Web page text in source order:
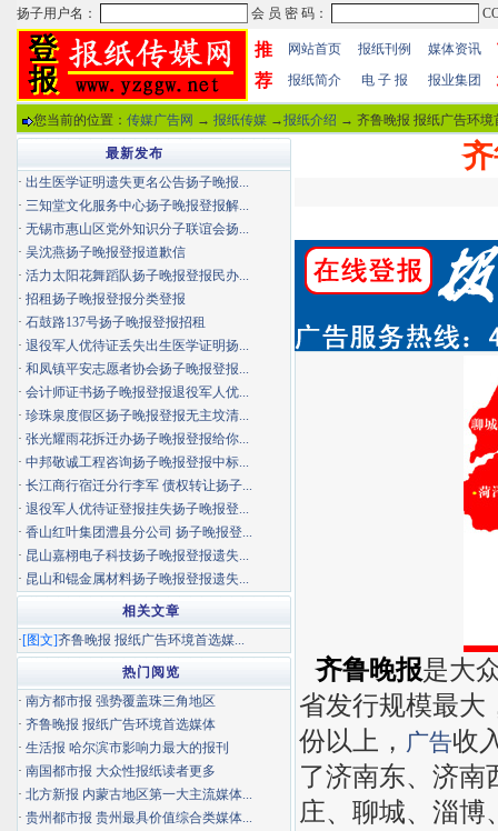
推
荐
网站首页 报纸刊例 媒体资讯
报纸简介 电 子 报 报业集团
您当前的位置： 传媒广告网 → 报纸传媒 →报纸介绍 → 齐鲁晚报 报纸广告环境
齐鲁晚报是大
省发行规模最大
份以上， 广告收
了济南东、济南
庄、聊城、淄博
最新发布
· 出生医学证明遗失更名公告扬子晚报...
· 三知堂文化服务中心扬子晚报登报解...
· 无锡市惠山区党外知识分子联谊会扬...
· 吴沈燕扬子晚报登报道歉信
· 活力太阳花舞蹈队扬子晚报登报民办...
· 招租扬子晚报登报分类登报
· 石鼓路137号扬子晚报登报招租
· 退役军人优待证丢失出生医学证明扬...
· 和凤镇平安志愿者协会扬子晚报登报...
· 会计师证书扬子晚报登报退役军人优...
· 珍珠泉度假区扬子晚报登报无主坟清...
· 张光耀雨花拆迁办扬子晚报登报给你...
· 中邦敬诚工程咨询扬子晚报登报中标...
· 长江商行宿迁分行李军 债权转让扬子...
· 退役军人优待证登报挂失扬子晚报登...
· 香山红叶集团澧县分公司 扬子晚报登...
· 昆山嘉栩电子科技扬子晚报登报遗失...
· 昆山和锟金属材料扬子晚报登报遗失...
相关文章
·[图文]齐鲁晚报 报纸广告环境首选媒...
热门阅览
· 南方都市报 强势覆盖珠三角地区
· 齐鲁晚报 报纸广告环境首选媒体
· 生活报 哈尔滨市影响力最大的报刊
· 南国都市报 大众性报纸读者更多
· 北方新报 内蒙古地区第一大主流媒体...
· 贵州都市报 贵州最具价值综合类媒体...